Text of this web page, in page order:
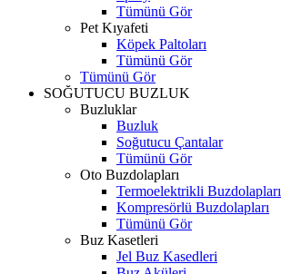
Tümünü Gör
Pet Kıyafeti
Köpek Paltoları
Tümünü Gör
Tümünü Gör
SOĞUTUCU BUZLUK
Buzluklar
Buzluk
Soğutucu Çantalar
Tümünü Gör
Oto Buzdolapları
Termoelektrikli Buzdolapları
Kompresörlü Buzdolapları
Tümünü Gör
Buz Kasetleri
Jel Buz Kasedleri